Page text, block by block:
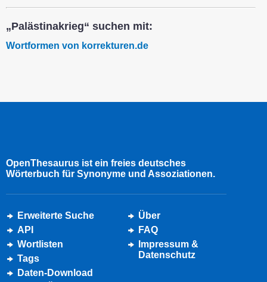
„Palästinakrieg“ suchen mit:
Wortformen von korrekturen.de
OpenThesaurus ist ein freies deutsches
Wörterbuch für Synonyme und Assoziationen.
Erweiterte Suche
API
Wortlisten
Tags
Daten-Download
Über
FAQ
Impressum &
Datenschutz